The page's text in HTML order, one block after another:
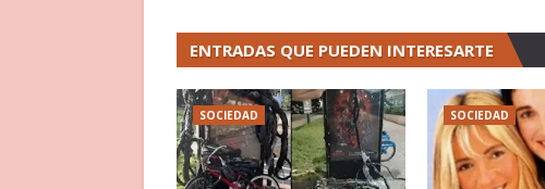
ENTRADAS QUE PUEDEN INTERESARTE
SOCIEDAD SOCIEDAD